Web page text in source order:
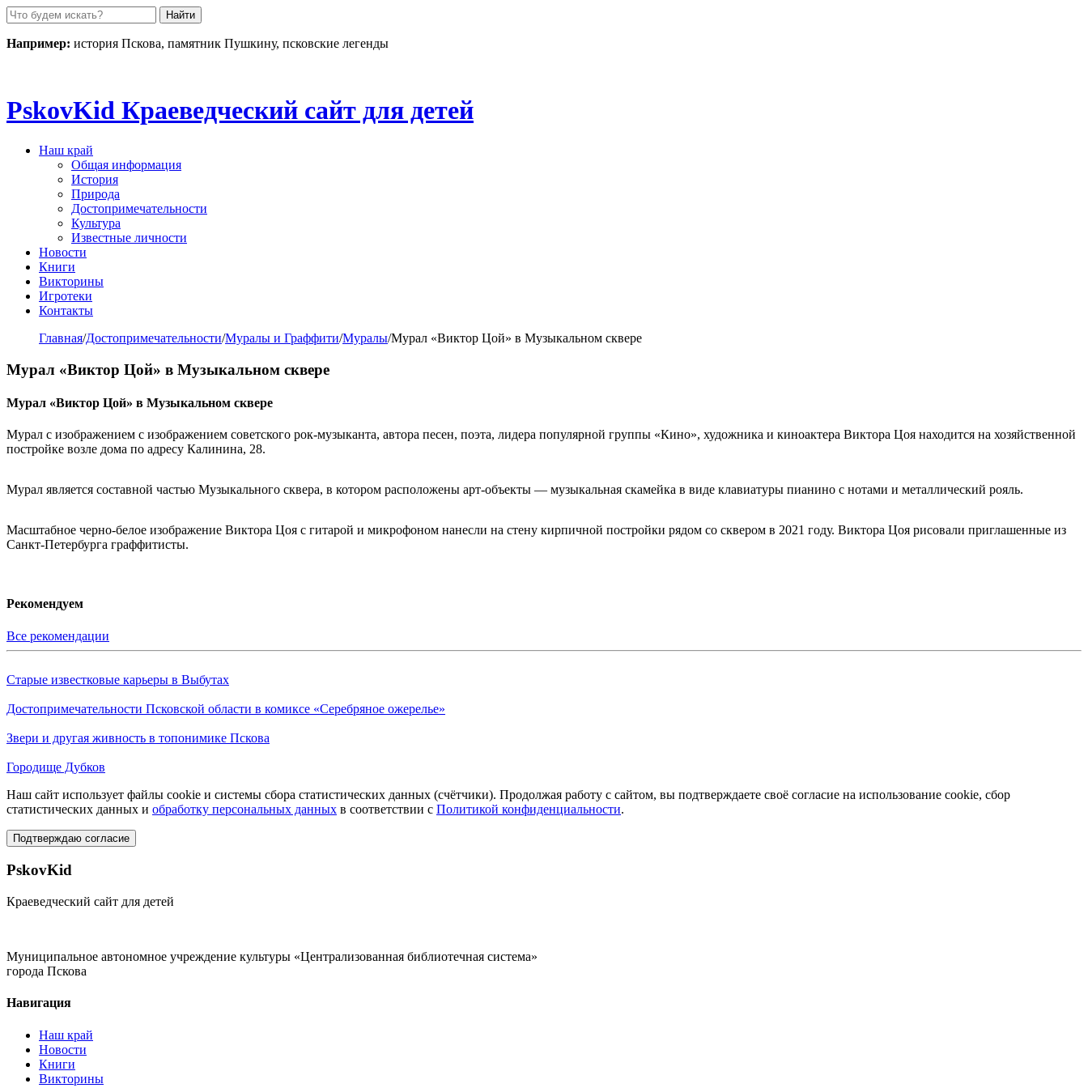
Пролистать
до
контента
Например: история Пскова, памятник Пушкину, псковские легенды
PskovKid Краеведческий сайт для детей
Наш край
Общая информация
История
Природа
Достопримечательности
Культура
Известные личности
Новости
Книги
Викторины
Игротеки
Контакты
Главная/Достопримечательности/Муралы и Граффити/Муралы/Мурал «Виктор Цой» в Музыкальном сквере
Мурал «Виктор Цой» в Музыкальном сквере
Мурал «Виктор Цой» в Музыкальном сквере
Мурал с изображением с изображением советского рок-музыканта, автора песен, поэта, лидера популярной группы «Кино», художника и киноактера Виктора Цоя находится на хозяйственной
постройке возле дома по адресу Калинина, 28.
Мурал является составной частью Музыкального сквера, в котором расположены арт-объекты — музыкальная скамейка в виде клавиатуры пианино с нотами и металлический рояль.
Масштабное черно-белое изображение Виктора Цоя с гитарой и микрофоном нанесли на стену кирпичной постройки рядом со сквером в 2021 году. Виктора Цоя рисовали приглашенные из
Санкт-Петербурга граффитисты.
Рекомендуем
Все рекомендации
Старые известковые карьеры в Выбутах
Достопримечательности Псковской области в комиксе «Серебряное ожерелье»
Звери и другая живность в топонимике Пскова
Городище Дубков
Наш сайт использует файлы cookie и системы сбора статистических данных (счётчики). Продолжая работу с сайтом, вы подтверждаете своё согласие на использование cookie, сбор
статистических данных и обработку персональных данных в соответствии с Политикой конфиденциальности.
Подтверждаю согласие
PskovKid
Краеведческий сайт для детей
Муниципальное автономное учреждение культуры «Централизованная библиотечная система»
города Пскова
Навигация
Наш край
Новости
Книги
Викторины